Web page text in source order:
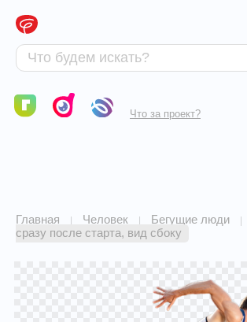
Что за проект?
Главная | Человек | Бегущие люди |
сразу после старта, вид сбоку